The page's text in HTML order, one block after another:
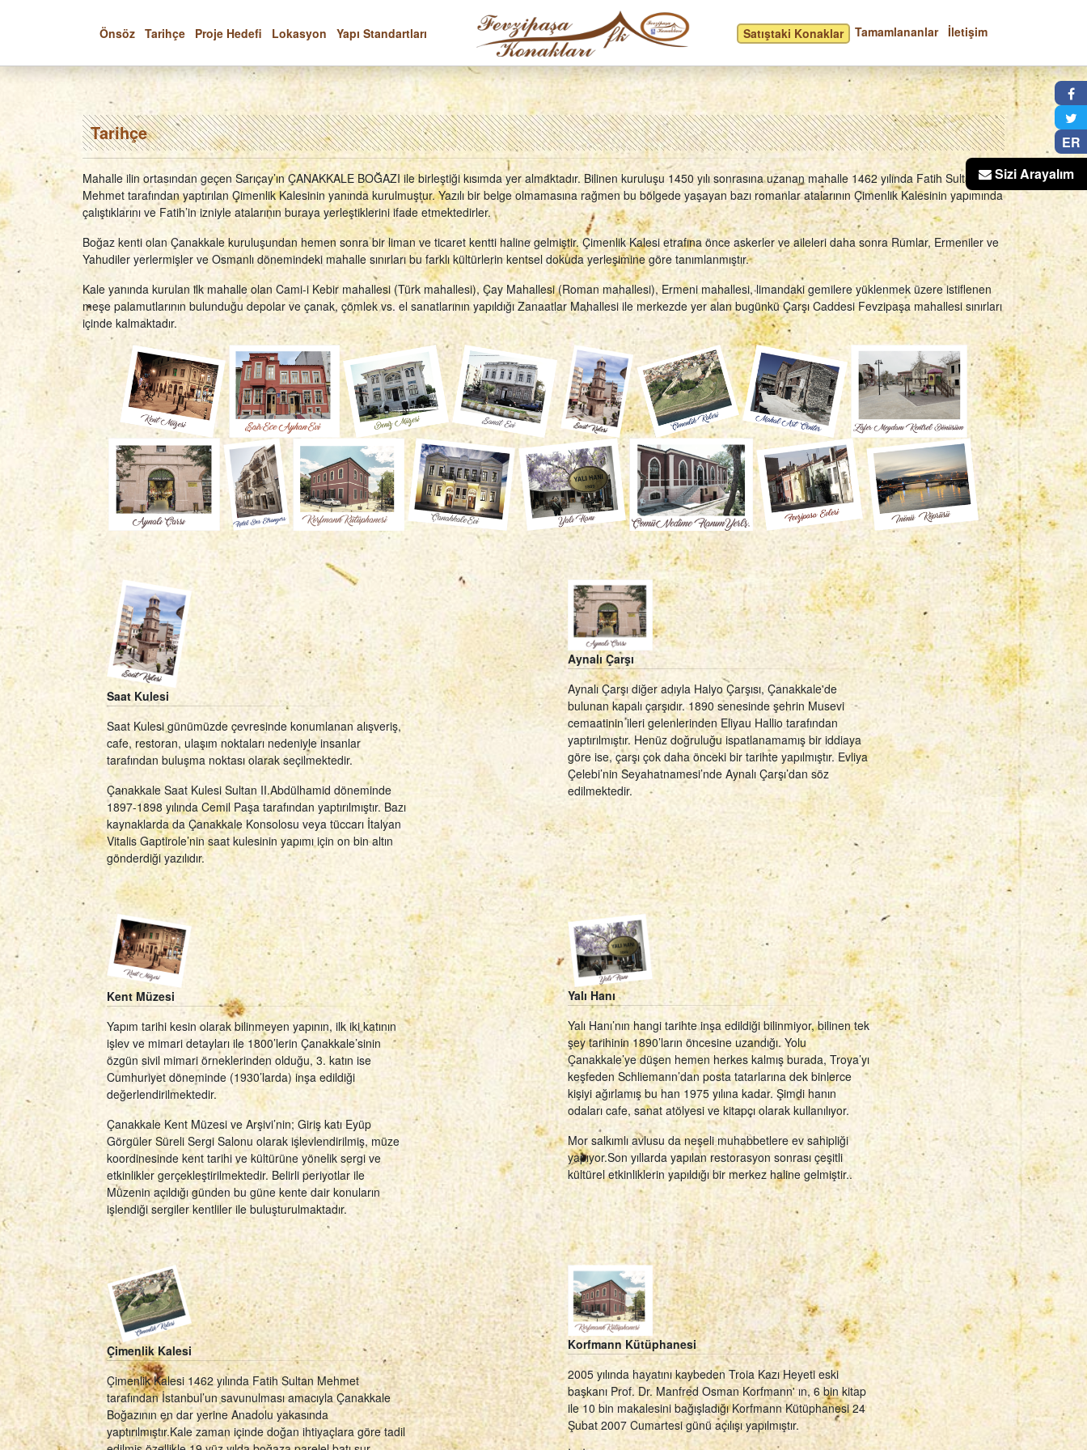
Önsöz Tarihçe Proje Hedefi Lokasyon Yapı Standartları Satıştaki Konaklar Tamamlananlar İletişim
Tarihçe
Mahalle ilin ortasından geçen Sarıçay’ın ÇANAKKALE BOĞAZI ile birleştiği kısımda yer almaktadır. Bilinen kuruluşu 1450 yılı sonrasına uzanan mahalle 1462 yılında Fatih Sultan
Mehmet tarafından yaptırılan Çimenlik Kalesinin yanında kurulmuştur. Yazılı bir belge olmamasına rağmen bu bölgede yaşayan bazı romanlar atalarının Çimenlik Kalesinin yapımında
çalıştıklarını ve Fatih’in izniyle atalarının buraya yerleştiklerini ifade etmektedirler.
Boğaz kenti olan Çanakkale kuruluşundan hemen sonra bir liman ve ticaret kentti haline gelmiştir. Çimenlik Kalesi etrafına önce askerler ve aileleri daha sonra Rumlar, Ermeniler ve
Yahudiler yerlermişler ve Osmanlı dönemindeki mahalle sınırları bu farklı kültürlerin kentsel dokuda yerleşimine göre tanımlanmıştır.
Kale yanında kurulan ilk mahalle olan Cami-i Kebir mahallesi (Türk mahallesi), Çay Mahallesi (Roman mahallesi), Ermeni mahallesi, limandaki gemilere yüklenmek üzere istiflenen
meşe palamutlarının bulunduğu depolar ve çanak, çömlek vs. el sanatlarının yapıldığı Zanaatlar Mahallesi ile merkezde yer alan bugünkü Çarşı Caddesi Fevzipaşa mahallesi sınırları
içinde kalmaktadır.
Saat Kulesi
Saat Kulesi günümüzde çevresinde konumlanan alışveriş,
cafe, restoran, ulaşım noktaları nedeniyle insanlar
tarafından buluşma noktası olarak seçilmektedir.
Çanakkale Saat Kulesi Sultan II.Abdülhamid döneminde
1897-1898 yılında Cemil Paşa tarafından yaptırılmıştır. Bazı
kaynaklarda da Çanakkale Konsolosu veya tüccarı İtalyan
Vitalis Gaptirole’nin saat kulesinin yapımı için on bin altın
gönderdiği yazılıdır.
Aynalı Çarşı
Aynalı Çarşı diğer adıyla Halyo Çarşısı, Çanakkale'de
bulunan kapalı çarşıdır. 1890 senesinde şehrin Musevi
cemaatinin ileri gelenlerinden Eliyau Hallio tarafından
yaptırılmıştır. Henüz doğruluğu ispatlanamamış bir iddiaya
göre ise, çarşı çok daha önceki bir tarihte yapılmıştır. Evliya
Çelebi’nin Seyahatnamesi’nde Aynalı Çarşı’dan söz
edilmektedir.
Kent Müzesi
Yapım tarihi kesin olarak bilinmeyen yapının, ilk iki katının
işlev ve mimari detayları ile 1800’lerin Çanakkale’sinin
özgün sivil mimari örneklerinden olduğu, 3. katın ise
Cumhuriyet döneminde (1930’larda) inşa edildiği
değerlendirilmektedir.
Çanakkale Kent Müzesi ve Arşivi’nin; Giriş katı Eyüp
Görgüler Süreli Sergi Salonu olarak işlevlendirilmiş, müze
koordinesinde kent tarihi ve kültürüne yönelik sergi ve
etkinlikler gerçekleştirilmektedir. Belirli periyotlar ile
Müzenin açıldığı günden bu güne kente dair konuların
işlendiği sergiler kentliler ile buluşturulmaktadır.
Yalı Hanı
Yalı Hanı’nın hangi tarihte inşa edildiği bilinmiyor, bilinen tek
şey tarihinin 1890’ların öncesine uzandığı. Yolu
Çanakkale’ye düşen hemen herkes kalmış burada, Troya’yı
keşfeden Schliemann’dan posta tatarlarına dek binlerce
kişiyi ağırlamış bu han 1975 yılına kadar. Şimdi hanın
odaları cafe, sanat atölyesi ve kitapçı olarak kullanılıyor.
Mor salkımlı avlusu da neşeli muhabbetlere ev sahipliği
yapıyor.Son yıllarda yapılan restorasyon sonrası çeşitli
kültürel etkinliklerin yapıldığı bir merkez haline gelmiştir..
Çimenlik Kalesi
Çimenlik Kalesi 1462 yılında Fatih Sultan Mehmet
tarafından İstanbul’un savunulması amacıyla Çanakkale
Boğazının en dar yerine Anadolu yakasında
yaptırılmıştır.Kale zaman içinde doğan ihtiyaçlara göre tadil
Korfmann Kütüphanesi
2005 yılında hayatını kaybeden Troia Kazı Heyeti eski
başkanı Prof. Dr. Manfred Osman Korfmann' ın, 6 bin kitap
ile 10 bin makalesini bağışladığı Korfmann Kütüphanesi 24
Şubat 2007 Cumartesi günü açılışı yapılmıştır.
×
ER
Sizi Arayalım